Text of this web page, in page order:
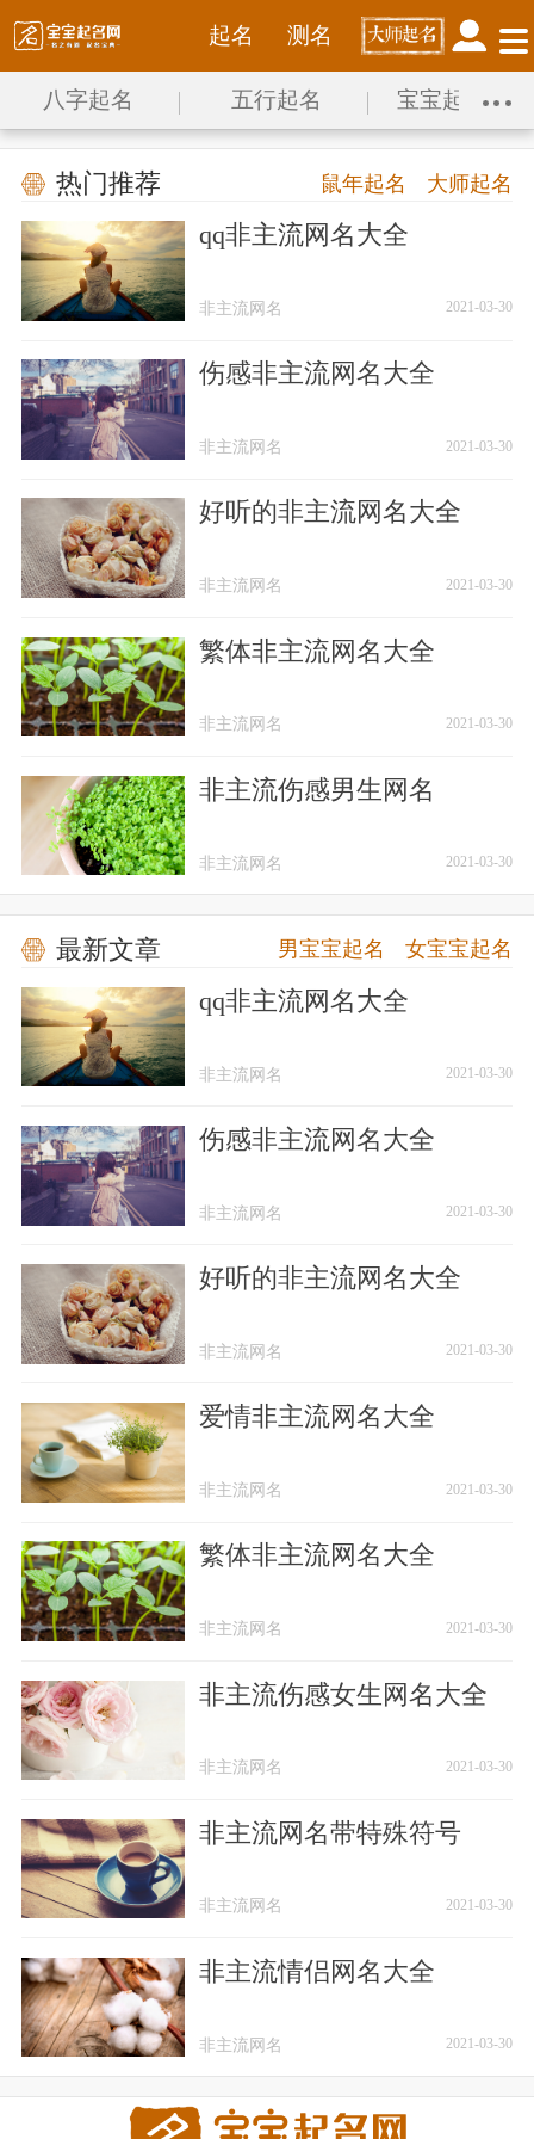
起名 测名
八字起名 五行起名 宝宝起名宝典
热门推荐 鼠年起名 大师起名
qq非主流网名大全
非主流网名 2021-03-30
非主流网名
伤感非主流网名大全
非主流网名 2021-03-30
非主流网名
好听的非主流网名大全
非主流网名 2021-03-30
非主流网名
繁体非主流网名大全
非主流网名 2021-03-30
非主流网名
非主流伤感男生网名
非主流网名 2021-03-30
非主流网名
最新文章 男宝宝起名 女宝宝起名
qq非主流网名大全
非主流网名 2021-03-30
非主流网名
伤感非主流网名大全
非主流网名 2021-03-30
非主流网名
好听的非主流网名大全
非主流网名 2021-03-30
非主流网名
爱情非主流网名大全
非主流网名 2021-03-30
非主流网名
繁体非主流网名大全
非主流网名 2021-03-30
非主流网名
非主流伤感女生网名大全
非主流网名 2021-03-30
非主流网名
非主流网名带特殊符号
非主流网名 2021-03-30
非主流网名
非主流情侣网名大全
非主流网名 2021-03-30
非主流网名